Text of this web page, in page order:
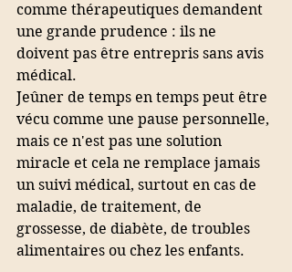
comme thérapeutiques demandent
une grande prudence : ils ne
doivent pas être entrepris sans avis
médical.
Jeûner de temps en temps peut être
vécu comme une pause personnelle,
mais ce n'est pas une solution
miracle et cela ne remplace jamais
un suivi médical, surtout en cas de
maladie, de traitement, de
grossesse, de diabète, de troubles
alimentaires ou chez les enfants.